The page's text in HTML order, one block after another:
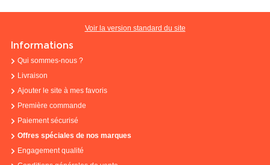
Voir la version standard du site
Informations
Qui sommes-nous ?
Livraison
Ajouter le site à mes favoris
Première commande
Paiement sécurisé
Offres spéciales de nos marques
Engagement qualité